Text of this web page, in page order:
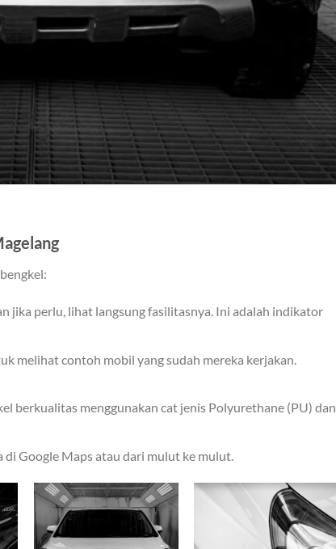
jika perlu, lihat langsung fasilitasnya. Ini adalah indikator
melihat contoh mobil yang sudah mereka kerjakan.
berkualitas menggunakan cat jenis Polyurethane (PU) dan
Google Maps atau dari mulut ke mulut.